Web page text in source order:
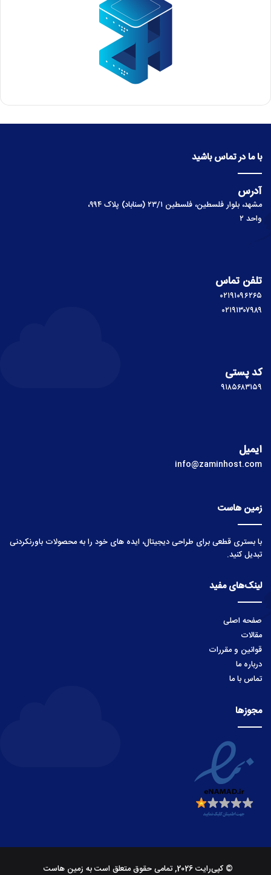
با ما در تماس باشید
آدرس
مشهد، بلوار فلسطین، فلسطین ۲۳/۱ (سناباد) پلاک ۹۹۴،
واحد ۲
تلفن تماس
۰۲۱۹۱۰۹۶۲۶۵
۰۲۱۹۱۳۰۷۹۸۹
کد پستی
۹۱۸۵۶۸۳۱۵۹
ایمیل
info@zaminhost.com
زمین هاست
با بستری قطعی برای طراحی دیجیتال، ایده های خود را به محصولات باورنکردنی
تبدیل کنید.
لینک‌های مفید
صفحه اصلی
مقالات
قوانین و مقررات
درباره ما
تماس با ما
مجوزها
© کپی‌رایت 2026, تمامی حقوق متعلق است به زمین هاست